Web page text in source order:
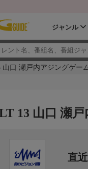
ジャンル
山口 瀬戸内アジングゲー
13 山口 瀬
直